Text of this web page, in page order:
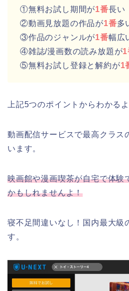
①無料お試し期間が1番長い
②動画見放題の作品が1番多
③作品のジャンルが1番幅広
④雑誌/漫画数の読み放題が1
⑤無料お試し登録と解約が1
上記5つのポイントからわかるよ
動画配信サービスで最高クラス
います。
映画館や漫画喫茶が自宅で体験
かもしれませんよ！
寝不足間違いなし！国内最大級
す。